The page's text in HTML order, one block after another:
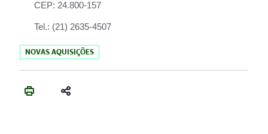
CEP: 24.800-157
Tel.: (21) 2635-4507
NOVAS AQUISIÇÕES